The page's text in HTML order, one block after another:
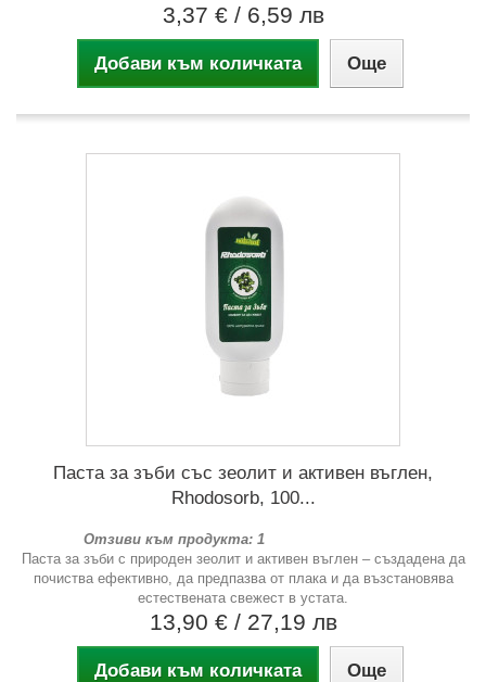
3,37 € / 6,59 лв
Добави към количката Още
Паста за зъби със зеолит и активен въглен,
Rhodosorb, 100...
Отзиви към продукта: 1
Паста за зъби с природен зеолит и активен въглен – създадена да
почиства ефективно, да предпазва от плака и да възстановява
естествената свежест в устата.
13,90 € / 27,19 лв
Добави към количката Още